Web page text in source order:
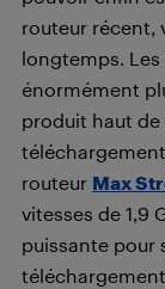
routeur récent,
longtemps.
énormément
produit haut de
téléchargement
routeur Max
vitesses de 1,9
puissante pour